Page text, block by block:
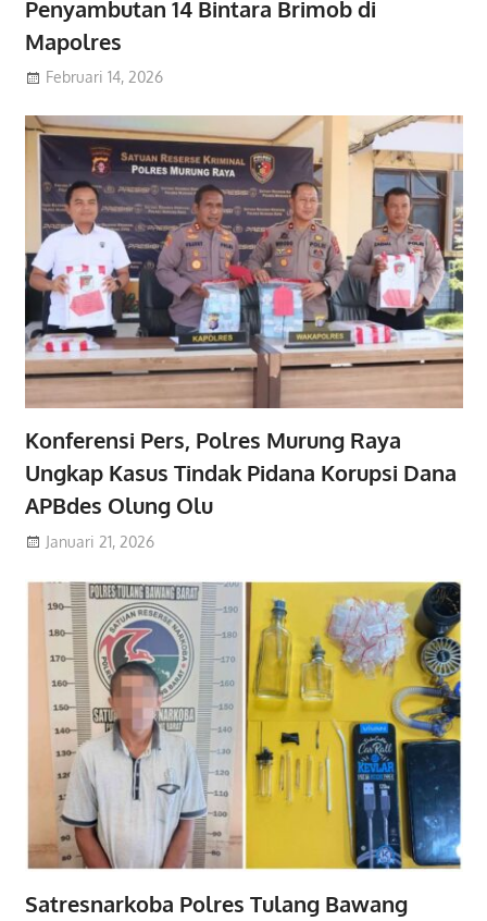
Penyambutan 14 Bintara Brimob di
Mapolres
Februari 14, 2026
Konferensi Pers, Polres Murung Raya
Ungkap Kasus Tindak Pidana Korupsi Dana
APBdes Olung Olu
Januari 21, 2026
Satresnarkoba Polres Tulang Bawang